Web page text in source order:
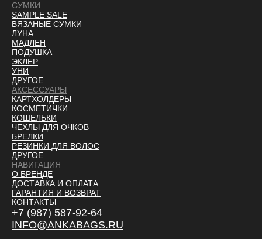
СУМКИ
SAMPLE SALE
ВЯЗАНЫЕ СУМКИ
ЛУНА
МАДЛЕН
ПОДУШКА
ЭКЛЕР
УНИ
ДРУГОЕ
АКСЕССУАРЫ
КАРТХОЛДЕРЫ
КОСМЕТИЧКИ
КОШЕЛЬКИ
ЧЕХЛЫ ДЛЯ ОЧКОВ
БРЕЛКИ
РЕЗИНКИ ДЛЯ ВОЛОС
ДРУГОЕ
НАВИГАЦИЯ
О БРЕНДЕ
ДОСТАВКА И ОПЛАТА
ГАРАНТИЯ И ВОЗВРАТ
КОНТАКТЫ
+7 (987) 587-92-64
INFO@ANKABAGS.RU